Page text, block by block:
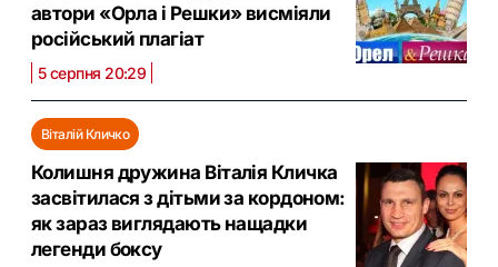
автори «Орла і Решки» висміяли
російський плагіат
5 серпня 20:29
Віталій Кличко
Колишня дружина Віталія Кличка
засвітилася з дітьми за кордоном:
як зараз виглядають нащадки
легенди боксу